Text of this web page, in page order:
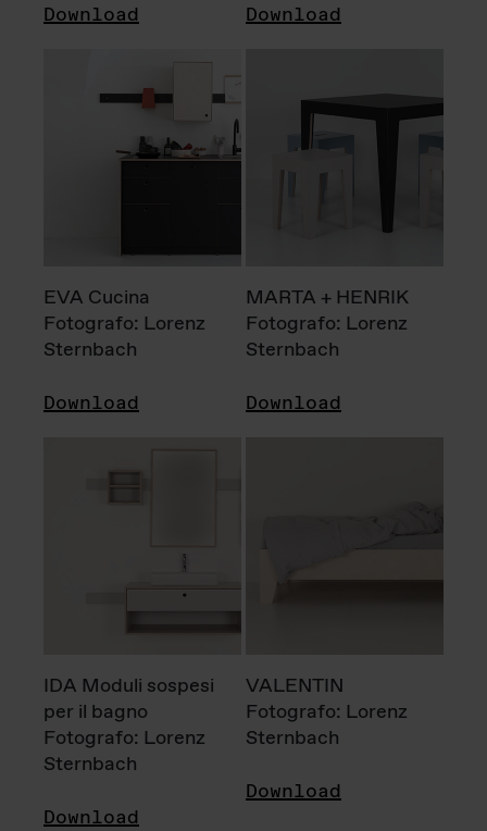
Download Download
EVA Cucina
Fotografo: Lorenz
Sternbach
Download
MARTA + HENRIK
Fotografo: Lorenz
Sternbach
Download
IDA Moduli sospesi
per il bagno
Fotografo: Lorenz
Sternbach
Download
VALENTIN
Fotografo: Lorenz
Sternbach
Download